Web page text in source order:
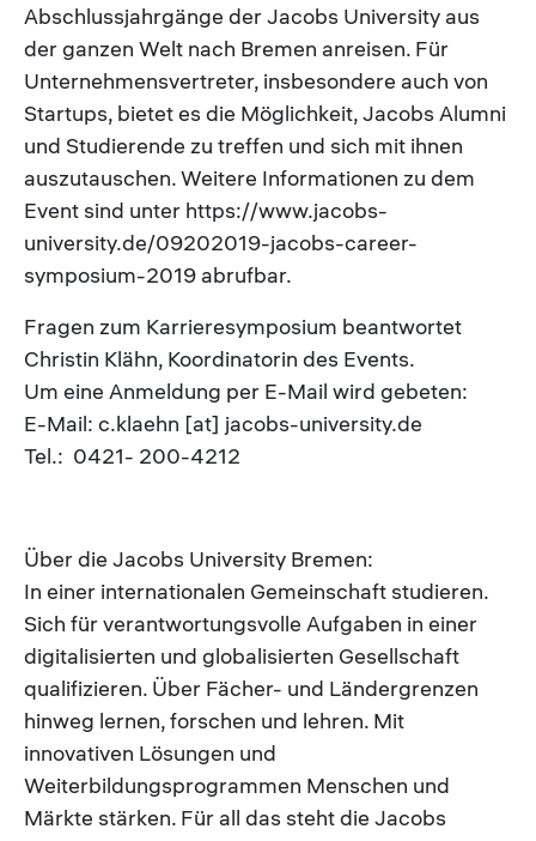
Abschlussjahrgänge der Jacobs University aus
der ganzen Welt nach Bremen anreisen. Für
Unternehmensvertreter, insbesondere auch von
Startups, bietet es die Möglichkeit, Jacobs Alumni
und Studierende zu treffen und sich mit ihnen
auszutauschen. Weitere Informationen zu dem
Event sind unter https://www.jacobs-
university.de/09202019-jacobs-career-
symposium-2019 abrufbar.
Fragen zum Karrieresymposium beantwortet
Christin Klähn, Koordinatorin des Events.
Um eine Anmeldung per E-Mail wird gebeten:
E-Mail: c.klaehn [at] jacobs-university.de
Tel.: 0421- 200-4212
Über die Jacobs University Bremen:
In einer internationalen Gemeinschaft studieren.
Sich für verantwortungsvolle Aufgaben in einer
digitalisierten und globalisierten Gesellschaft
qualifizieren. Über Fächer- und Ländergrenzen
hinweg lernen, forschen und lehren. Mit
innovativen Lösungen und
Weiterbildungsprogrammen Menschen und
Märkte stärken. Für all das steht die Jacobs